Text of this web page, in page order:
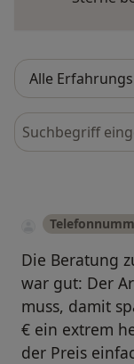
Bewertungen
Die Beratung
war gut: Der
muss, damit
€ ein extrem
der Preis